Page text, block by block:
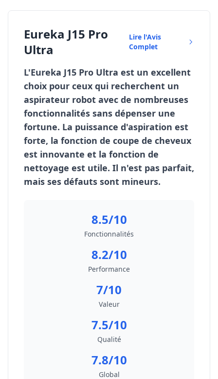
Eureka J15 Pro
Ultra
Lire l'Avis
Complet
L'Eureka J15 Pro Ultra est un excellent
choix pour ceux qui recherchent un
aspirateur robot avec de nombreuses
fonctionnalités sans dépenser une
fortune. La puissance d'aspiration est
forte, la fonction de coupe de cheveux
est innovante et la fonction de
nettoyage est utile. Il n'est pas parfait,
mais ses défauts sont mineurs.
8.5/10
Fonctionnalités
8.2/10
Performance
7/10
Valeur
7.5/10
Qualité
7.8/10
Global